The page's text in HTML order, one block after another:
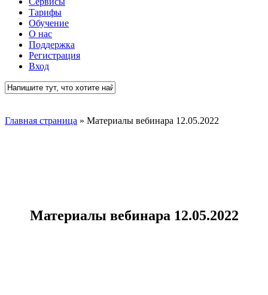
Тарифы
Обучение
О нас
Поддержка
Регистрация
Вход
Главная страница » Материалы вебинара 12.05.2022
Материалы вебинара 12.05.2022